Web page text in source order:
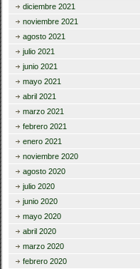
diciembre 2021
noviembre 2021
agosto 2021
julio 2021
junio 2021
mayo 2021
abril 2021
marzo 2021
febrero 2021
enero 2021
noviembre 2020
agosto 2020
julio 2020
junio 2020
mayo 2020
abril 2020
marzo 2020
febrero 2020